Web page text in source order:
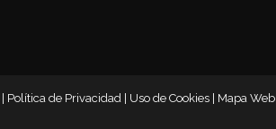
Política de Privacidad Uso de Cookies Mapa Web